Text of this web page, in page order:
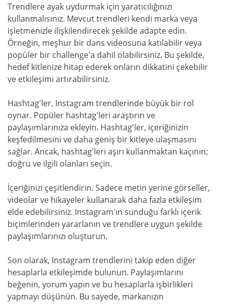
Trendlere ayak uydurmak için yaratıcılığınızı
kullanmalısınız. Mevcut trendleri kendi marka veya
işletmenizle ilişkilendirecek şekilde adapte edin.
Örneğin, meşhur bir dans videosuna katılabilir veya
popüler bir challenge'a dahil olabilirsiniz. Bu şekilde,
hedef kitlenize hitap ederek onların dikkatini çekebilir
ve etkileşimi artırabilirsiniz.
Hashtag'ler, Instagram trendlerinde büyük bir rol
oynar. Popüler hashtag'leri araştırın ve
paylaşımlarınıza ekleyin. Hashtag'ler, içeriğinizin
keşfedilmesini ve daha geniş bir kitleye ulaşmasını
sağlar. Ancak, hashtag'leri aşırı kullanmaktan kaçının;
doğru ve ilgili olanları seçin.
İçeriğinizi çeşitlendirin. Sadece metin yerine görseller,
videolar ve hikayeler kullanarak daha fazla etkileşim
elde edebilirsiniz. Instagram'ın sunduğu farklı içerik
biçimlerinden yararlanın ve trendlere uygun şekilde
paylaşımlarınızı oluşturun.
Son olarak, Instagram trendlerini takip eden diğer
hesaplarla etkileşimde bulunun. Paylaşımlarını
beğenin, yorum yapın ve bu hesaplarla işbirlikleri
yapmayı düşünün. Bu sayede, markanızın